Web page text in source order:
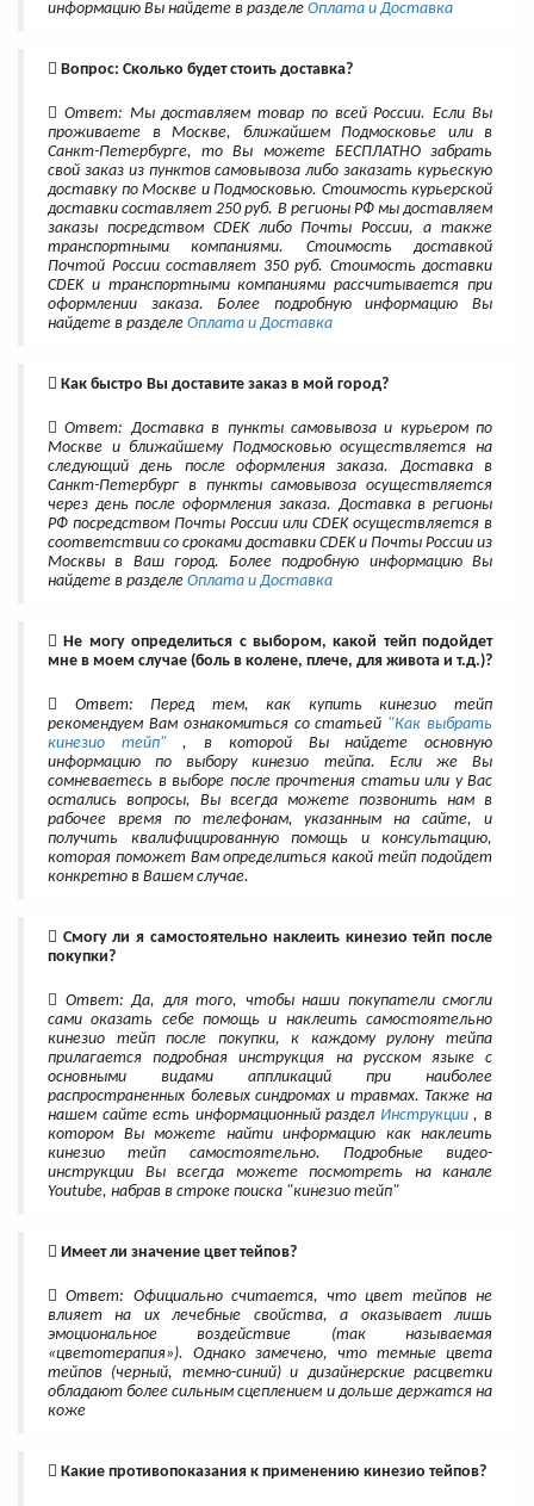
информацию Вы найдете в разделе Оплата и Доставка
Вопрос: Сколько будет стоить доставка?
Ответ: Мы доставляем товар по всей России. Если Вы
проживаете в Москве, ближайшем Подмосковье или в
Санкт-Петербурге, то Вы можете БЕСПЛАТНО забрать
свой заказ из пунктов самовывоза либо заказать курьескую
доставку по Москве и Подмосковью. Стоимость курьерской
доставки составляет 250 руб. В регионы РФ мы доставляем
заказы посредством CDEK либо Почты России, а также
транспортными компаниями. Стоимость доставкой
Почтой России составляет 350 руб. Стоимость доставки
CDEK и транспортными компаниями рассчитывается при
оформлении заказа. Более подробную информацию Вы
найдете в разделе Оплата и Доставка
Как быстро Вы доставите заказ в мой город?
Ответ: Доставка в пункты самовывоза и курьером по
Москве и ближайшему Подмосковью осуществляется на
следующий день после оформления заказа. Доставка в
Санкт-Петербург в пункты самовывоза осуществляется
через день после оформления заказа. Доставка в регионы
РФ посредством Почты России или CDEK осуществляется в
соответствии со сроками доставки CDEK и Почты России из
Москвы в Ваш город. Более подробную информацию Вы
найдете в разделе Оплата и Доставка
Не могу определиться с выбором, какой тейп подойдет
мне в моем случае (боль в колене, плече, для живота и т.д.)?
Ответ: Перед тем, как купить кинезио тейп
рекомендуем Вам ознакомиться со статьей "Как выбрать
кинезио тейп", в которой Вы найдете основную
информацию по выбору кинезио тейпа. Если же Вы
сомневаетесь в выборе после прочтения статьи или у Вас
остались вопросы, Вы всегда можете позвонить нам в
рабочее время по телефонам, указанным на сайте, и
получить квалифицированную помощь и консультацию,
которая поможет Вам определиться какой тейп подойдет
конкретно в Вашем случае.
Смогу ли я самостоятельно наклеить кинезио тейп после
покупки?
Ответ: Да, для того, чтобы наши покупатели смогли
сами оказать себе помощь и наклеить самостоятельно
кинезио тейп после покупки, к каждому рулону тейпа
прилагается подробная инструкция на русском языке с
основными видами аппликаций при наиболее
распространенных болевых синдромах и травмах. Также на
нашем сайте есть информационный раздел Инструкции, в
котором Вы можете найти информацию как наклеить
кинезио тейп самостоятельно. Подробные видео-
инструкции Вы всегда можете посмотреть на канале
Youtube, набрав в строке поиска "кинезио тейп"
Имеет ли значение цвет тейпов?
Ответ: Официально считается, что цвет тейпов не
влияет на их лечебные свойства, а оказывает лишь
эмоциональное воздействие (так называемая
«цветотерапия»). Однако замечено, что темные цвета
тейпов (черный, темно-синий) и дизайнерские расцветки
обладают более сильным сцеплением и дольше держатся на
коже
Какие противопоказания к применению кинезио тейпов?